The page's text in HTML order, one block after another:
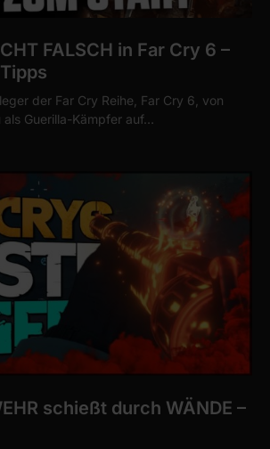
FALSCH in Far Cry 6 –
der Far Cry Reihe, Far Cry 6, von
Guerilla-Kämpfer auf…
schießt durch WÄNDE –